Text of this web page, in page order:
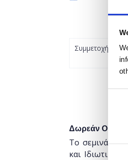
Συμμετοχή
Δωρεάν On
Το σεμινάριο
και